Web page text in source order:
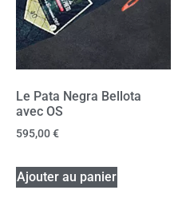
Le Pata Negra Bellota
avec OS
595,00€
Ajouter au panier